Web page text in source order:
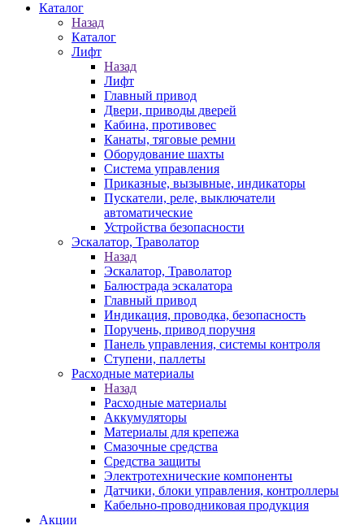
Каталог
Назад
Каталог
Лифт
Назад
Лифт
Главный привод
Двери, приводы дверей
Кабина, противовес
Канаты, тяговые ремни
Оборудование шахты
Система управления
Приказные, вызывные, индикаторы
Пускатели, реле, выключатели
автоматические
Устройства безопасности
Эскалатор, Траволатор
Назад
Эскалатор, Траволатор
Балюстрада эскалатора
Главный привод
Индикация, проводка, безопасность
Поручень, привод поручня
Панель управления, системы контроля
Ступени, паллеты
Расходные материалы
Назад
Расходные материалы
Аккумуляторы
Материалы для крепежа
Смазочные средства
Средства защиты
Электротехнические компоненты
Датчики, блоки управления, контроллеры
Кабельно-проводниковая продукция
Акции